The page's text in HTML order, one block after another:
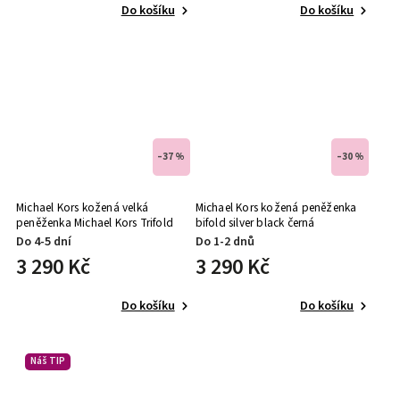
Do košíku Do košíku
–37 %
Michael Kors kožená velká
peněženka Michael Kors Trifold
saffiano leather černá
Do 4-5 dní
3 290 Kč
Do košíku
–30 %
Michael Kors kožená peněženka
bifold silver black černá
Do 1-2 dnů
3 290 Kč
Do košíku
Náš TIP